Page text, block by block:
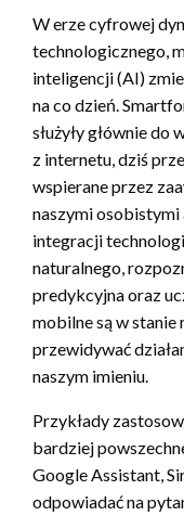
W erze cyfrowej
technologicznego,
inteligencji (AI)
na co dzień.
służyły głównie
z internetu, dziś
wspierane przez
naszymi
integracji
naturalnego,
predykcyjna oraz
mobilne są w stanie
przewidywać
naszym imieniu.
Przykłady
bardziej
Google Assistant,
odpowiadać na